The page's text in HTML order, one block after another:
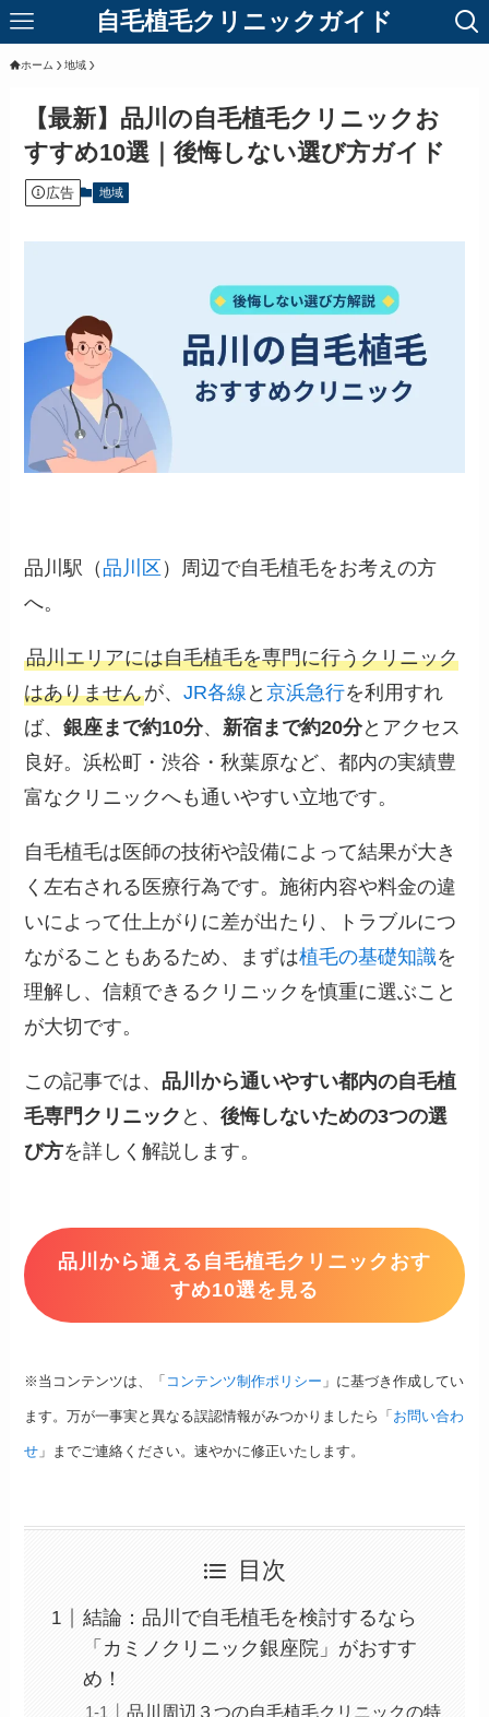
自毛植毛クリニックガイド
ホーム 地域
【最新】品川の自毛植毛クリニックお
すすめ10選｜後悔しない選び方ガイド
広告 地域
品川駅（ 品川区 ）周辺で自毛植毛をお考えの方
へ。
品川エリアには自毛植毛を専門に行うクリニック
はありませんが、JR各線 と京浜急行を利用すれ
ば、銀座まで約10分、新宿まで約20分とアクセス
良好。浜松町・渋谷・秋葉原など、都内の実績豊
富なクリニックへも通いやすい立地です。
自毛植毛は医師の技術や設備によって結果が大き
く左右される医療行為です。施術内容や料金の違
いによって仕上がりに差が出たり、トラブルにつ
ながることもあるため、まずは植毛の基礎知識を
理解し、信頼できるクリニックを慎重に選ぶこと
が大切です。
この記事では、 品川から通いやすい都内の自毛植
毛専門クリニック と、後悔しないための3つの選
び方を詳しく解説します。
品川から通える自毛植毛クリニックおす
すめ10選を見る
※当コンテンツは、「 コンテンツ制作ポリシー 」に基づき作成してい
ます。万が一事実と異なる誤認情報がみつかりましたら「 お問い合わ
せ 」までご連絡ください。速やかに修正いたします。
目次
結論：品川で自毛植毛を検討するなら
「カミノクリニック銀座院」がおすす
め！
品川周辺３つの自毛植毛クリニックの特